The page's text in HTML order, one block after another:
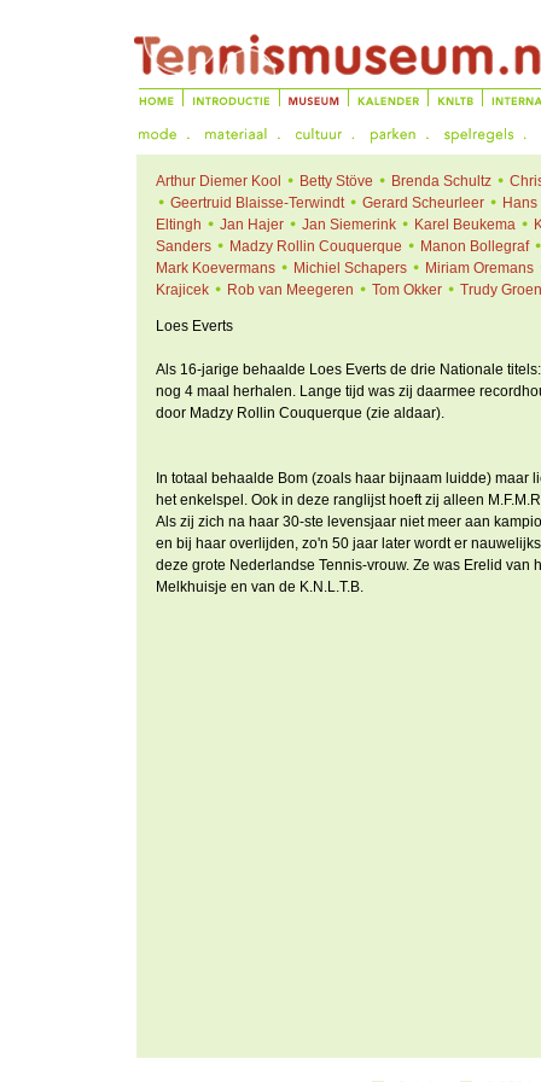
Arthur Diemer Kool Betty Stöve Brenda Schultz
Geertruid Blaisse-Terwindt
Gerard Scheurleer
Eltingh
Jan Hajer Jan Siemerink Karel Beukema
Sanders
Madzy Rollin Couquerque
Manon Bollegraf
Mark Koevermans
Michiel Schapers
Miriam Oremans
Krajicek
Rob van Meegeren Tom Okker Trudy
Loes Everts
Als 16-jarige behaalde Loes Everts de drie Nationale
nog 4 maal herhalen. Lange tijd was zij daarmee
door Madzy Rollin Couquerque (zie aldaar).
In totaal behaalde Bom (zoals haar bijnaam luidde) maar
het enkelspel. Ook in deze ranglijst hoeft zij alleen
Als zij zich na haar 30-ste levensjaar niet meer aan
en bij haar overlijden, zo'n 50 jaar later wordt er
deze grote Nederlandse Tennis-vrouw. Ze was Erelid van
Melkhuisje en van de K.N.L.T.B.